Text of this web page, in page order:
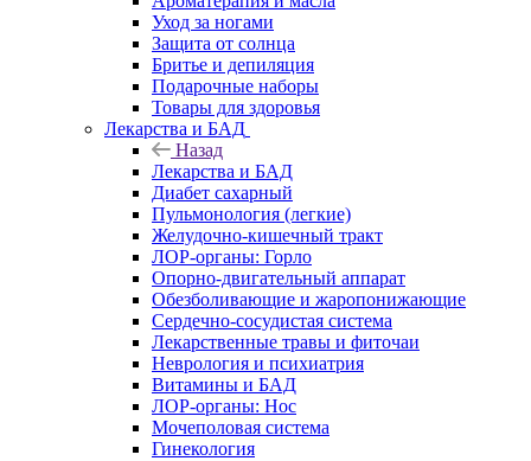
Уход за ногами
Защита от солнца
Бритье и депиляция
Подарочные наборы
Товары для здоровья
Лекарства и БАД
Назад
Лекарства и БАД
Диабет сахарный
Пульмонология (легкие)
Желудочно-кишечный тракт
ЛОР-органы: Горло
Опорно-двигательный аппарат
Обезболивающие и жаропонижающие
Сердечно-сосудистая система
Лекарственные травы и фиточаи
Неврология и психиатрия
Витамины и БАД
ЛОР-органы: Нос
Мочеполовая система
Гинекология